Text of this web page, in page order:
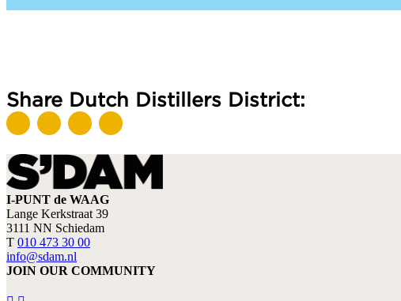
Share Dutch Distillers District:
I-PUNT de WAAG
Lange Kerkstraat 39
3111 NN Schiedam
T 010 473 30 00
info@sdam.nl
JOIN OUR COMMUNITY